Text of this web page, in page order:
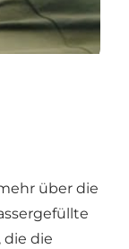
über die
die die